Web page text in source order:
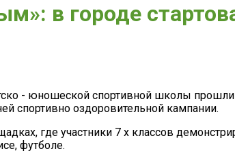
в городе
- юношеской спортивной школы прошли
спортивно оздоровительной кампании.
где участники 7 х классов
футболе.